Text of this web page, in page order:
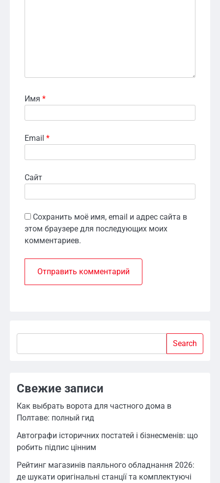
Имя *
Email *
Сайт
Сохранить моё имя, email и адрес сайта в
этом браузере для последующих моих
комментариев.
Search
Свежие записи
Как выбрать ворота для частного дома в
Полтаве: полный гид
Автографи історичних постатей і бізнесменів: що
робить підпис цінним
Рейтинг магазинів паяльного обладнання 2026:
де шукати оригінальні станції та комплектуючі